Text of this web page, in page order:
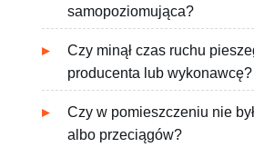
samopoziomująca?
Czy minął czas ruchu
producenta lub wykonawcę?
Czy w pomieszczeniu nie
albo przeciągów?